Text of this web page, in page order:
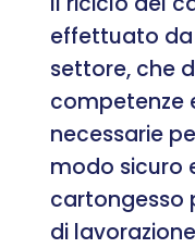
effettuato da
settore, che
competenze
necessarie
modo sicuro
cartongesso
di